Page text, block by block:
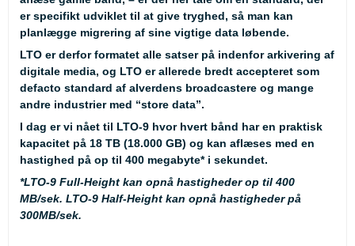
er specifikt udviklet til at give tryghed, så man kan
planlægge migrering af sine vigtige data løbende.
LTO er derfor formatet alle satser på indenfor arkivering af
digitale media, og LTO er allerede bredt accepteret som
defacto standard af alverdens broadcastere og mange
andre industrier med “store data”.
I dag er vi nået til LTO-9 hvor hvert bånd har en praktisk
kapacitet på 18 TB (18.000 GB) og kan aflæses med en
hastighed på op til 400 megabyte* i sekundet.
*LTO-9 Full-Height kan opnå hastigheder op til 400
MB/sek. LTO-9 Half-Height kan opnå hastigheder på
300MB/sek.